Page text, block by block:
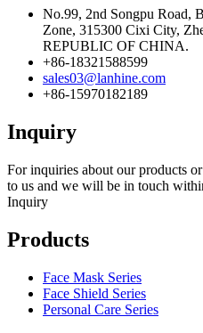
No.99, 2nd Songpu Road,
Zone, 315300 Cixi City,
REPUBLIC OF CHINA.
+86-18321588599
sales03@lanhine.com
+86-15970182189
Inquiry
For inquiries about our products
to us and we will be in touch
Inquiry
Products
Face Mask Series
Face Shield Series
Personal Care Series